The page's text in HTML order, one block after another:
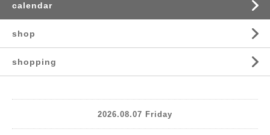
calendar
shop
shopping
2026.08.07 Friday